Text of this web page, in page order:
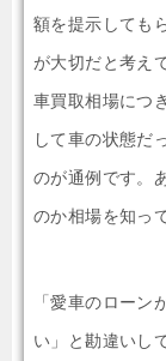
額を提示しても
が大切だと考え
車買取相場につ
して車の状態だ
のが通例です。
のか相場を知っ
「愛車のローン
い」と勘違いし